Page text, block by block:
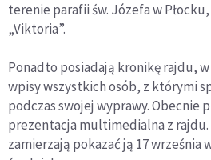
terenie parafii św. Józefa w
„Viktoria”.
Ponadto posiadają kronikę rajdu,
wpisy wszystkich osób, z którymi
podczas swojej wyprawy. Obecnie
prezentacja multimedialna z
zamierzają pokazać ją 17 września